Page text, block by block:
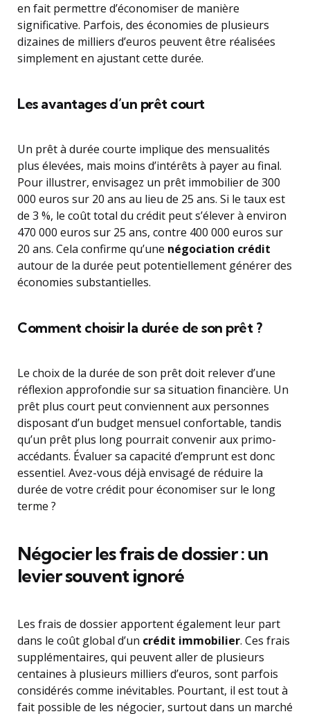
en fait permettre d’économiser de manière
significative. Parfois, des économies de plusieurs
dizaines de milliers d’euros peuvent être réalisées
simplement en ajustant cette durée.
Les avantages d’un prêt court
Un prêt à durée courte implique des mensualités
plus élevées, mais moins d’intérêts à payer au final.
Pour illustrer, envisagez un prêt immobilier de 300
000 euros sur 20 ans au lieu de 25 ans. Si le taux est
de 3 %, le coût total du crédit peut s’élever à environ
470 000 euros sur 25 ans, contre 400 000 euros sur
20 ans. Cela confirme qu’une négociation crédit
autour de la durée peut potentiellement générer des
économies substantielles.
Comment choisir la durée de son prêt ?
Le choix de la durée de son prêt doit relever d’une
réflexion approfondie sur sa situation financière. Un
prêt plus court peut conviennent aux personnes
disposant d’un budget mensuel confortable, tandis
qu’un prêt plus long pourrait convenir aux primo-
accédants. Évaluer sa capacité d’emprunt est donc
essentiel. Avez-vous déjà envisagé de réduire la
durée de votre crédit pour économiser sur le long
terme ?
Négocier les frais de dossier : un
levier souvent ignoré
Les frais de dossier apportent également leur part
dans le coût global d’un crédit immobilier. Ces frais
supplémentaires, qui peuvent aller de plusieurs
centaines à plusieurs milliers d’euros, sont parfois
considérés comme inévitables. Pourtant, il est tout à
fait possible de les négocier, surtout dans un marché